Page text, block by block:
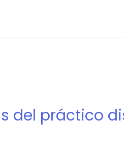
del práctico